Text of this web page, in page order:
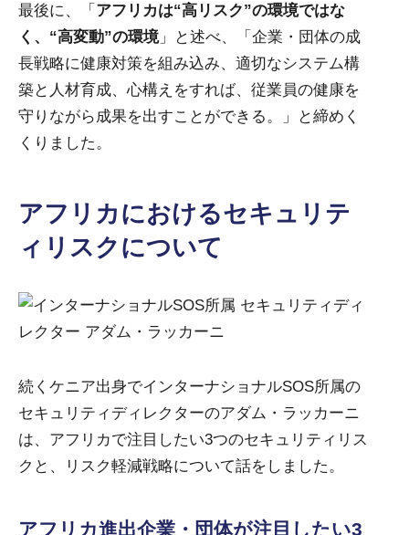
最後に、「 アフリカは“高リスク”の環境ではな
く、“高変動”の環境」と述べ、「企業・団体の成
長戦略に健康対策を組み込み、適切なシステム構
築と人材育成、心構えをすれば、従業員の健康を
守りながら成果を出すことができる。」と締めく
くりました。
アフリカにおけるセキュリテ
ィリスクについて
続くケニア出身でインターナショナルSOS所属の
セキュリティディレクターのアダム・ラッカーニ
は、アフリカで注目したい3つのセキュリティリス
クと、リスク軽減戦略について話をしました。
アフリカ進出企業・団体が注目したい3